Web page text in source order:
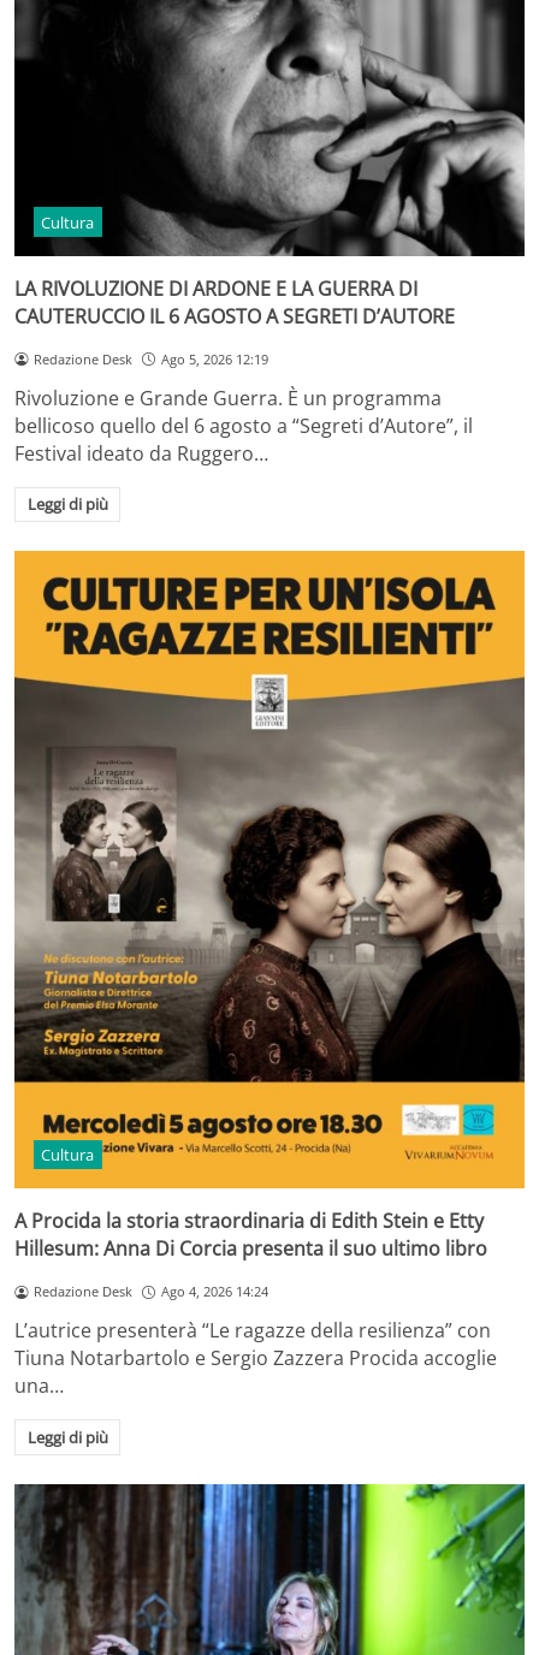
Cultura
LA RIVOLUZIONE DI ARDONE E LA GUERRA DI
CAUTERUCCIO IL 6 AGOSTO A SEGRETI D’AUTORE
Redazione Desk Ago 5, 2026 12:19
Rivoluzione e Grande Guerra. È un programma
bellicoso quello del 6 agosto a “Segreti d’Autore”, il
Festival ideato da Ruggero…
Leggi di più
Cultura
A Procida la storia straordinaria di Edith Stein e Etty
Hillesum: Anna Di Corcia presenta il suo ultimo libro
Redazione Desk Ago 4, 2026 14:24
L’autrice presenterà “Le ragazze della resilienza” con
Tiuna Notarbartolo e Sergio Zazzera Procida accoglie
una…
Leggi di più